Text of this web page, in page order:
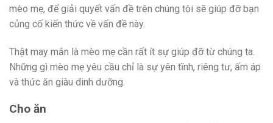
mèo mẹ, để giải quyết vấn đề trên chúng tôi sẽ giúp đỡ bạn
củng cố kiến thức về vấn đề này.
Thật may mắn là mèo mẹ cần rất ít sự giúp đỡ từ chúng ta.
Những gì mèo mẹ yêu cầu chỉ là sự yên tĩnh, riêng tư, ấm áp
và thức ăn giàu dinh dưỡng.
Cho ăn